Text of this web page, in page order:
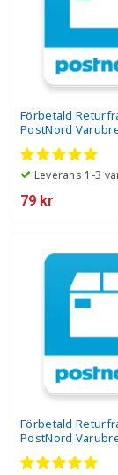
Förbetald
PostNord
ångrar mig
Leverans 1-3
79 kr
Förbetald
PostNord
Produkten
mina förväntningar